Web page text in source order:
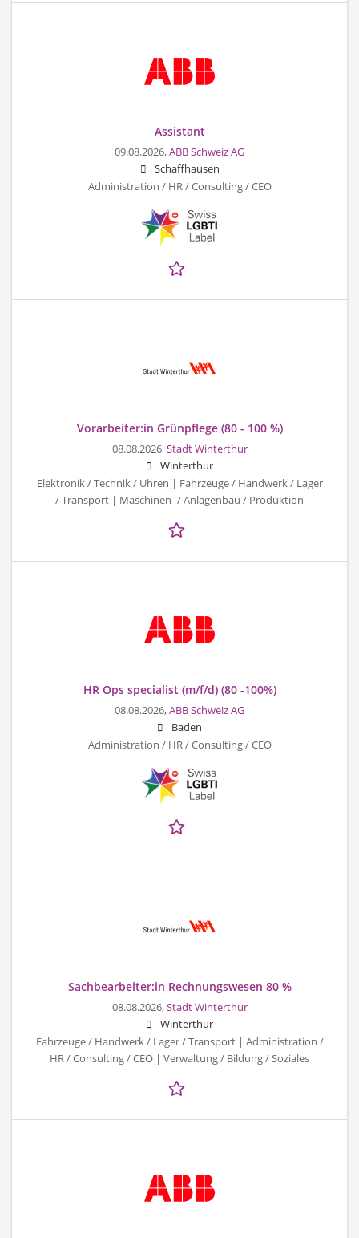
Assistant
09.08.2026,ABB Schweiz AG
Schaffhausen
Administration / HR / Consulting / CEO
Vorarbeiter:in Grünpflege (80 - 100 %)
08.08.2026,Stadt Winterthur
Winterthur
Elektronik / Technik / Uhren | Fahrzeuge / Handwerk / Lager
/ Transport | Maschinen- / Anlagenbau / Produktion
HR Ops specialist (m/f/d) (80 -100%)
08.08.2026,ABB Schweiz AG
Baden
Administration / HR / Consulting / CEO
Sachbearbeiter:in Rechnungswesen 80 %
08.08.2026,Stadt Winterthur
Winterthur
Fahrzeuge / Handwerk / Lager / Transport | Administration /
HR / Consulting / CEO | Verwaltung / Bildung / Soziales